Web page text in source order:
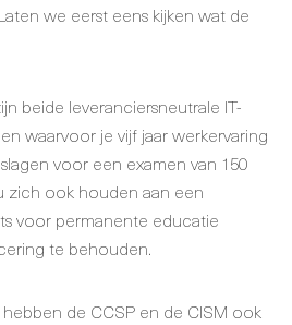
we eerst eens kijken wat de
beide leveranciersneutrale IT-
waarvoor je vijf jaar werkervaring
voor een examen van 150
zich ook houden aan een
voor permanente educatie
te behouden.
de CCSP en de CISM ook